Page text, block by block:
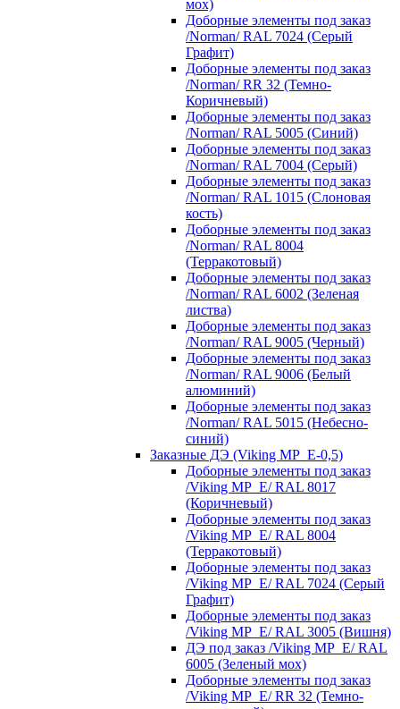
мох)
Доборные элементы под заказ
/Norman/ RAL 7024 (Серый
Графит)
Доборные элементы под заказ
/Norman/ RR 32 (Темно-
Коричневый)
Доборные элементы под заказ
/Norman/ RAL 5005 (Синий)
Доборные элементы под заказ
/Norman/ RAL 7004 (Серый)
Доборные элементы под заказ
/Norman/ RAL 1015 (Слоновая
кость)
Доборные элементы под заказ
/Norman/ RAL 8004
(Терракотовый)
Доборные элементы под заказ
/Norman/ RAL 6002 (Зеленая
листва)
Доборные элементы под заказ
/Norman/ RAL 9005 (Черный)
Доборные элементы под заказ
/Norman/ RAL 9006 (Белый
алюминий)
Доборные элементы под заказ
/Norman/ RAL 5015 (Небесно-
синий)
Заказные ДЭ (Viking MP_E-0,5)
Доборные элементы под заказ
/Viking MP_E/ RAL 8017
(Коричневый)
Доборные элементы под заказ
/Viking MP_E/ RAL 8004
(Терракотовый)
Доборные элементы под заказ
/Viking MP_E/ RAL 7024 (Серый
Графит)
Доборные элементы под заказ
/Viking MP_E/ RAL 3005 (Вишня)
ДЭ под заказ /Viking MP_E/ RAL
6005 (Зеленый мох)
Доборные элементы под заказ
/Viking MP_E/ RR 32 (Темно-